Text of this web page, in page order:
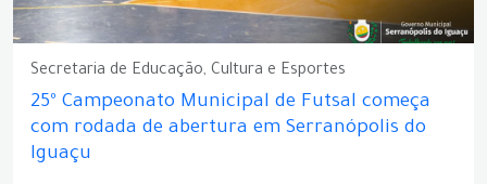
Secretaria de Educação, Cultura e Esportes
25º Campeonato Municipal de Futsal começa
com rodada de abertura em Serranópolis do
Iguaçu